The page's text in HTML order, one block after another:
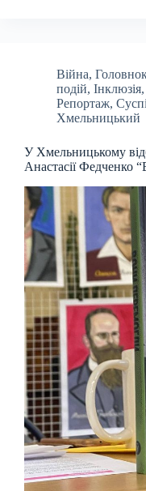
Війна,
подій, Інклюзія,
Репортаж,
Хмельницький
У Хмельницькому
Анастасії Федченко